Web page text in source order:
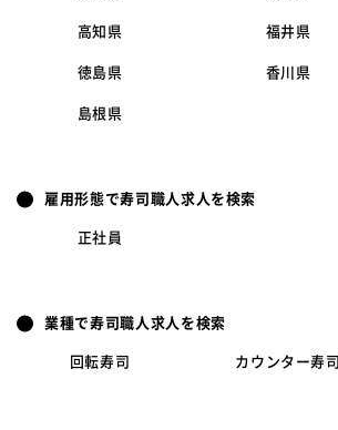
高知県 福井県
徳島県 香川県
島根県
雇用形態で寿司職人求人を検索
正社員
業種で寿司職人求人を検索
回転寿司 カウンター寿司